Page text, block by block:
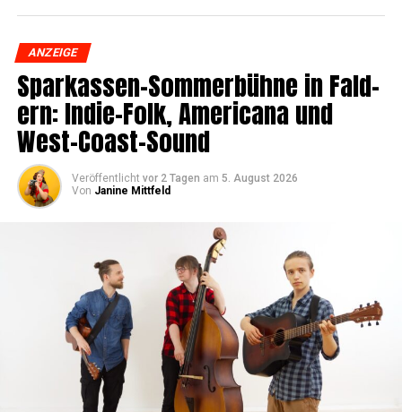
ANZEIGE
Spar­kas­sen-Som­mer­büh­ne in Fald­
ern: Indie-Folk, Ame­ri­ca­na und
West-Coast-Sound
Veröffentlicht vor 2 Tagen am 5. August 2026
Von Janine Mittfeld